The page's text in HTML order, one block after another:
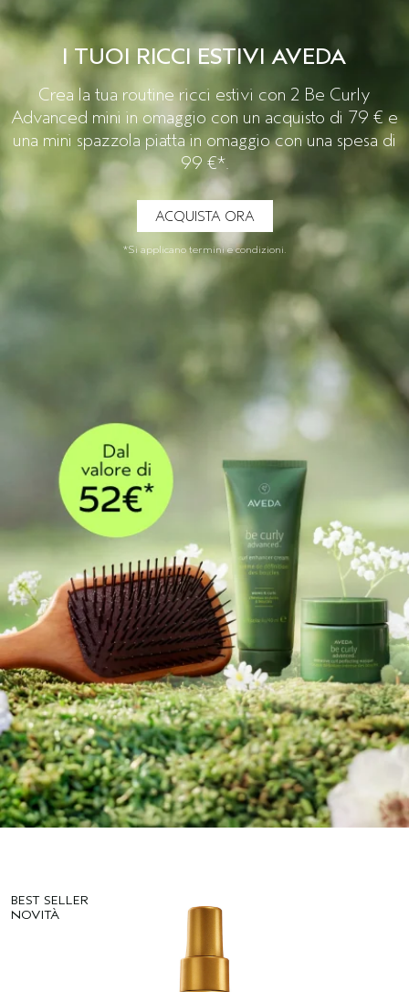
CUOIO CAPELLUTO SENSIBILE
PURE ABUNDANCE
TUTTE LE COLLEZIONI
VIAGGIO
I TUOI RICCI ESTIVI AVEDA
Crea la tua routine ricci estivi con 2 Be Curly
Advanced mini in omaggio con un acquisto di 79 € e
una mini spazzola piatta in omaggio con una spesa di
99 €*.
ACQUISTA ORA
*Si applicano termini e condizioni.
BEST SELLER
NOVITÀ